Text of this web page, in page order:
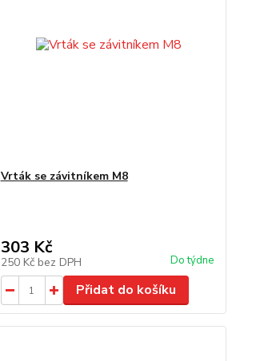
Vrták se závitníkem M8
303 Kč
250 Kč bez DPH Do týdne
Přidat do košíku